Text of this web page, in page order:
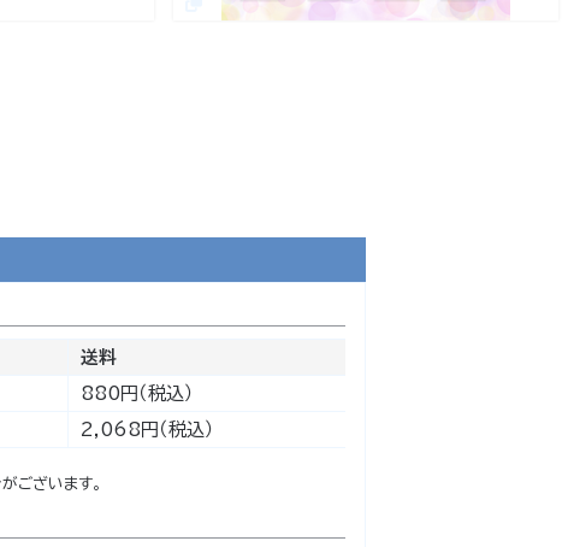
送料
880円（税込）
2,068円（税込）
ございます。